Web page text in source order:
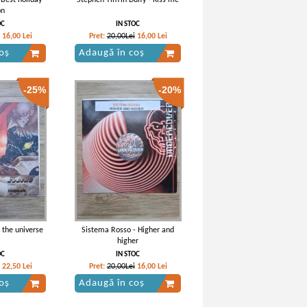
16,00 Lei
IN STOC
Pret:20,00Lei 16,00 Lei
Adaugă în coș
-25%
the universe
22,50 Lei
-20%
Sistema Rosso - Higher and
higher
IN STOC
Pret:20,00Lei 16,00 Lei
Adaugă în coș